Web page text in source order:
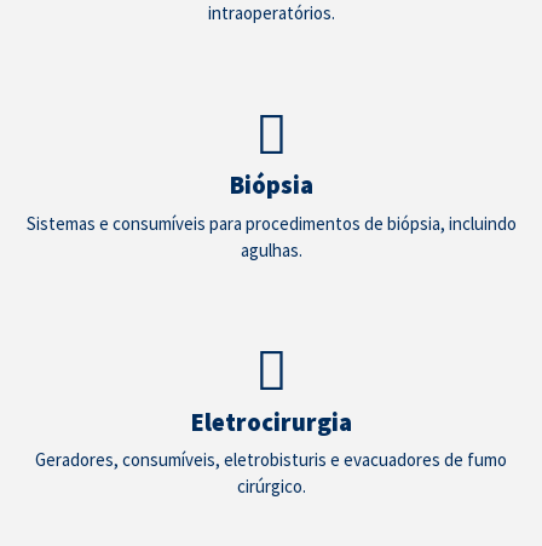
intraoperatórios.
Biópsia
Sistemas e consumíveis para procedimentos de biópsia, incluindo
agulhas.
Eletrocirurgia
Geradores, consumíveis, eletrobisturis e evacuadores de fumo
cirúrgico.